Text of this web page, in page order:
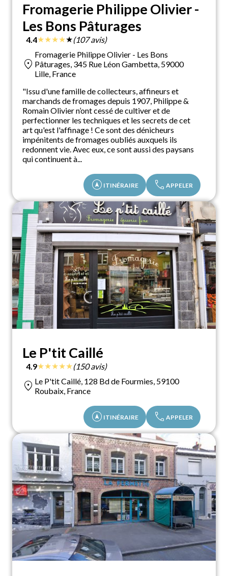
Fromagerie Philippe Olivier -
Les Bons Pâturages
4.4★★★★★(107 avis)
location_on
Fromagerie Philippe Olivier - Les Bons
Pâturages, 345 Rue Léon Gambetta, 59000
Lille, France
"Issu d'une famille de collecteurs, affineurs et
marchands de fromages depuis 1907, Philippe &
Romain Olivier n’ont cessé de cultiver et de
perfectionner les techniques et les secrets de cet
art qu'est l'affinage ! Ce sont des dénicheurs
impénitents de fromages oubliés auxquels ils
redonnent vie. Avec eux, ce sont aussi des paysans
qui continuent à...
assistant_navigation ITINÉRAIRE call APPELER
Le P'tit Caillé
4.9★★★★★(150 avis)
location_on Le P'tit Caillé, 128 Bd de Fourmies, 59100
Roubaix, France
assistant_navigation ITINÉRAIRE call APPELER